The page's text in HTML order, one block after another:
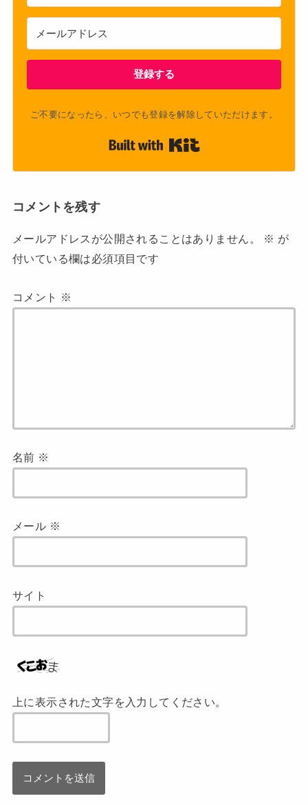
登録する
ご不要になったら、いつでも登録を解除していただけます。
コメントを残す
メールアドレスが公開されることはありません。 ※ が
付いている欄は必須項目です
コメント ※
名前 ※
メール ※
サイト
上に表示された文字を入力してください。